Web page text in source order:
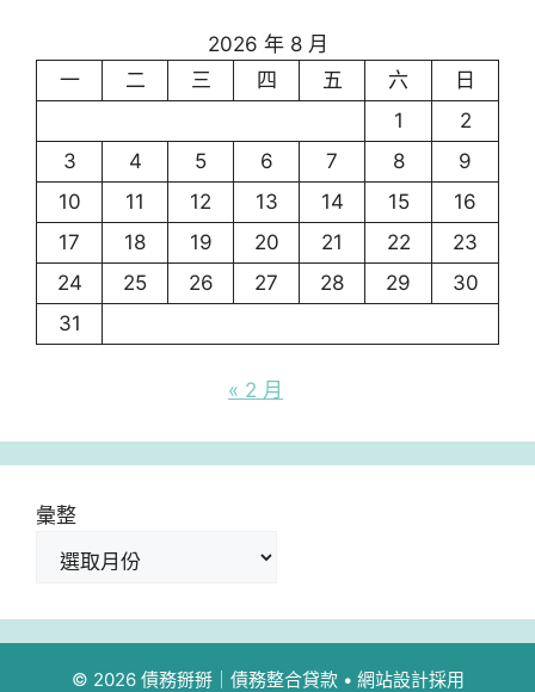
2026 年 8 月
一
二 三 四 五 六
日
1
2
3
4 5 6 7 8
9
10
11 12 13 14 15
16
17
18 19 20 21 22
23
24
25 26 27 28 29
30
31
« 2 月
彙整
© 2026 債務掰掰｜債務整合貸款• 網站設計採用